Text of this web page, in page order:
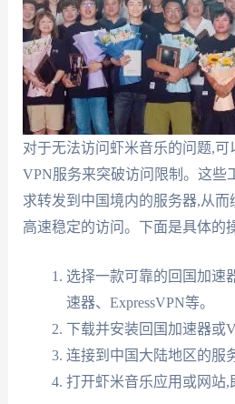
对于无法访问虾米音乐的问题,
VPN服务来突破访问限制。这些
求转发到中国境内的服务器,从
高速稳定的访问。下面是具体的
选择一款可靠的回国加速
速器、ExpressVPN等。
下载并安装回国加速器或
连接到中国大陆地区的服
打开虾米音乐应用或网站,